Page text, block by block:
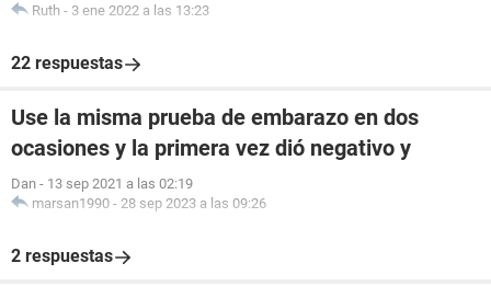
Ruth - 3 ene 2022 a las 13:23
22 respuestas
Use la misma prueba de embarazo en dos
ocasiones y la primera vez dió negativo y
Dan - 13 sep 2021 a las 02:19
marsan1990 - 28 sep 2023 a las 09:26
2 respuestas